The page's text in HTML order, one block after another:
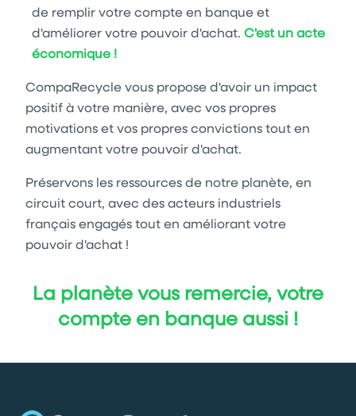
de remplir votre compte en banque et
d'améliorer votre pouvoir d'achat. C'est un acte
économique !
CompaRecycle vous propose d'avoir un impact
positif à votre manière, avec vos propres
motivations et vos propres convictions tout en
augmentant votre pouvoir d'achat.
Préservons les ressources de notre planète, en
circuit court, avec des acteurs industriels
français engagés tout en améliorant votre
pouvoir d'achat !
La planète vous remercie, votre
compte en banque aussi !